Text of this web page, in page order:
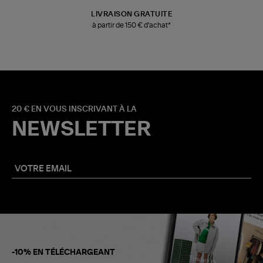
LIVRAISON GRATUITE
à partir de 150 € d'achat*
20 € EN VOUS INSCRIVANT À LA
NEWSLETTER
-10% EN TÉLÉCHARGEANT